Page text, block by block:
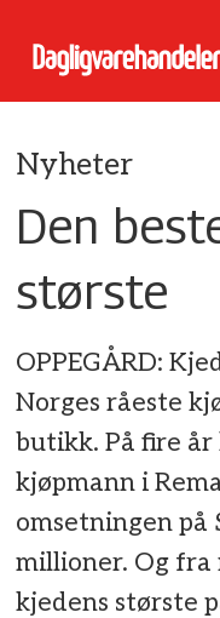
Nyheter
Den
største
OPPEGÅRD:
Norges råeste
butikk. På fire år
kjøpmann i
omsetningen på
millioner. Og
kjedens største